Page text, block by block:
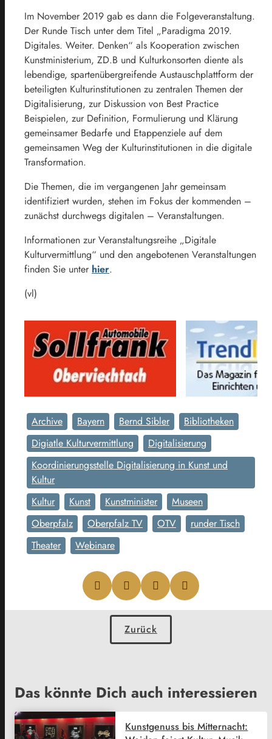
Im November 2019 gab es dann die Folgeveranstaltung.
Der Runde Tisch unter dem Titel „Paradigma 2019.
Digitales. Weiter. Denken“ als Kooperation zwischen
Kunstministerium, ZD.B und Kulturkonsorten diente als
lebendige, spartenübergreifende Austauschplattform der
beteiligten Kulturinstitutionen zu zentralen Themen der
Digitalisierung, zur Diskussion von Best Practice
Beispielen, zur Definition, Formulierung und Klärung
gemeinsamer Bedarfe und Etappenziele auf dem
gemeinsamen Weg der Kulturinstitutionen in die digitale
Transformation.
Die Themen, die im vergangenen Jahr gemeinsam
identifiziert wurden, stehen im Fokus der kommenden –
zunächst durchwegs digitalen – Veranstaltungen.
Informationen zur Veranstaltungsreihe „Digitale
Kulturvermittlung“ und den angebotenen Veranstaltungen
finden Sie unter hier.
(vl)
Archive Bayern Bernd Sibler
Bibliotheken
Digiatle Kulturvermittlung
Digitalisierung
Koordinierungsstelle Digitalisierung in Kunst und
Kultur
Kultur
Kunst Kunstminister
Museen
Oberpfalz
Oberpfalz TV OTV
runder Tisch
Theater
Webinare
Zurück
Das könnte Dich auch interessieren
Kunstgenuss bis Mitternacht: